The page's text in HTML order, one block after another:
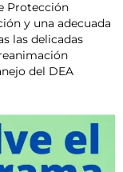
Protección
y una adecuada
las delicadas
del DEA